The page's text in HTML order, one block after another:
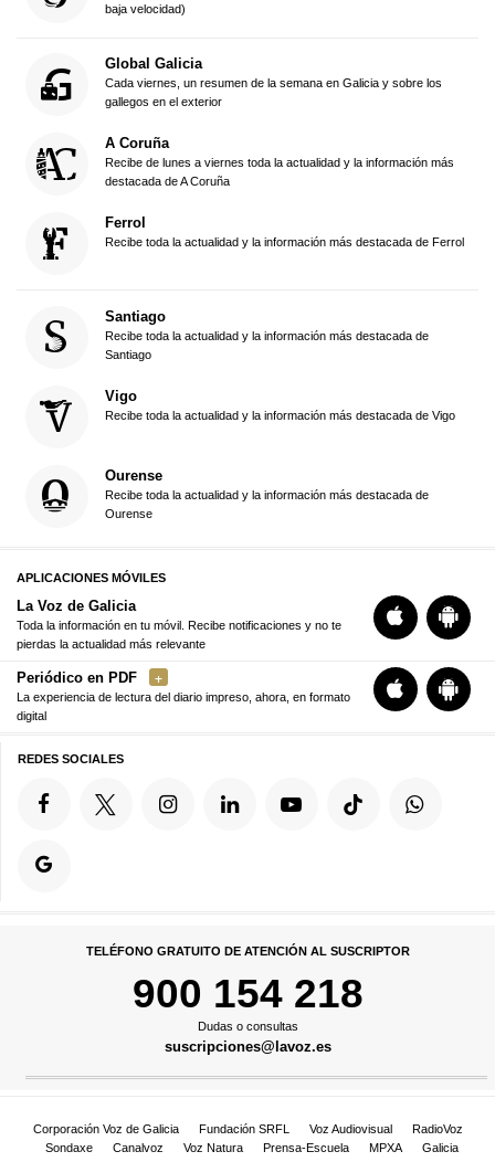
baja velocidad)
Global Galicia
Cada viernes, un resumen de la semana en Galicia y sobre los
gallegos en el exterior
A Coruña
Recibe de lunes a viernes toda la actualidad y la información más
destacada de A Coruña
Ferrol
Recibe toda la actualidad y la información más destacada de Ferrol
Santiago
Recibe toda la actualidad y la información más destacada de
Santiago
Vigo
Recibe toda la actualidad y la información más destacada de Vigo
Ourense
Recibe toda la actualidad y la información más destacada de
Ourense
APLICACIONES MÓVILES
La Voz de Galicia
Toda la información en tu móvil. Recibe notificaciones y no te
pierdas la actualidad más relevante
Periódico en PDF
La experiencia de lectura del diario impreso, ahora, en formato
digital
REDES SOCIALES
TELÉFONO GRATUITO DE ATENCIÓN AL SUSCRIPTOR
900 154 218
Dudas o consultas
suscripciones@lavoz.es
Corporación Voz de Galicia Fundación SRFL Voz Audiovisual
RadioVoz
Sondaxe
Canalvoz Voz Natura Prensa-Escuela MPXA
Galicia